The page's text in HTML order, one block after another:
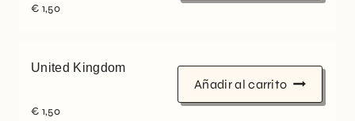
€ 1,50
United Kingdom
€ 1,50
Añadir al carrito